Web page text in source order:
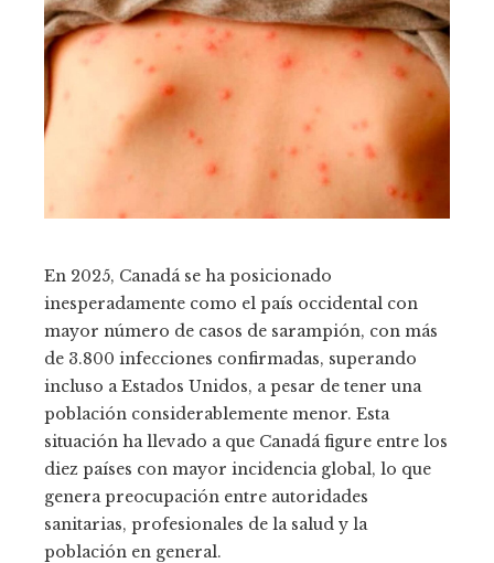
En 2025, Canadá se ha posicionado
inesperadamente como el país occidental con
mayor número de casos de sarampión, con más
de 3.800 infecciones confirmadas, superando
incluso a Estados Unidos, a pesar de tener una
población considerablemente menor. Esta
situación ha llevado a que Canadá figure entre los
diez países con mayor incidencia global, lo que
genera preocupación entre autoridades
sanitarias, profesionales de la salud y la
población en general.